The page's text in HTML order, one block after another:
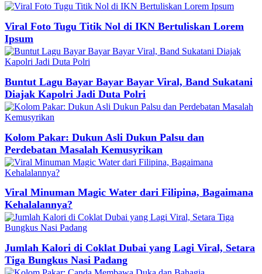
Viral Foto Tugu Titik Nol di IKN Bertuliskan Lorem
Ipsum
Buntut Lagu Bayar Bayar Bayar Viral, Band Sukatani
Diajak Kapolri Jadi Duta Polri
Kolom Pakar: Dukun Asli Dukun Palsu dan
Perdebatan Masalah Kemusyrikan
Viral Minuman Magic Water dari Filipina, Bagaimana
Kehalalannya?
Jumlah Kalori di Coklat Dubai yang Lagi Viral, Setara
Tiga Bungkus Nasi Padang